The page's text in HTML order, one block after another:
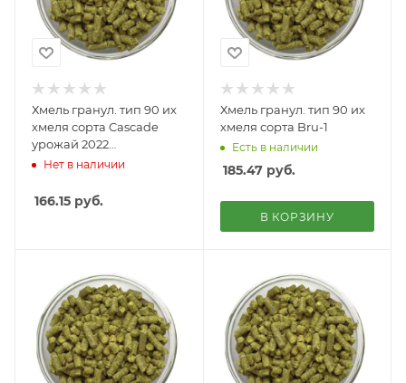
Хмель гранул. тип 90 их
хмеля сорта Cascade
урожай 2022
года,20кг,альфа-кислота
Нет в наличии
166.15 руб.
Хмель гранул. тип 90 их
хмеля сорта Bru-1
Есть в наличии
185.47руб.
В КОРЗИНУ